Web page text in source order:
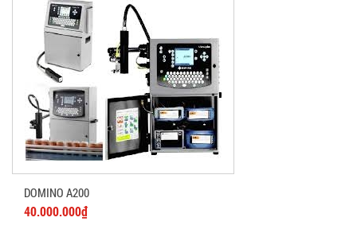
DOMINO A200
40.000.000₫